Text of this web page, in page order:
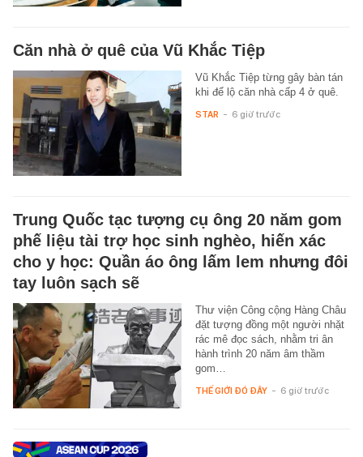
Căn nhà ở quê của Vũ Khắc Tiệp
Vũ Khắc Tiệp từng gây bàn tán
khi để lộ căn nhà cấp 4 ở quê.
STAR - 6 giờ trước
Trung Quốc tạc tượng cụ ông 20 năm gom
phế liệu tài trợ học sinh nghèo, hiến xác
cho y học: Quần áo ông lấm lem nhưng đôi
tay luôn sạch sẽ
Thư viện Công cộng Hàng Châu
đặt tượng đồng một người nhặt
rác mê đọc sách, nhằm tri ân
hành trình 20 năm âm thầm
gom…
THẾ GIỚI ĐÓ ĐÂY - 6 giờ trước